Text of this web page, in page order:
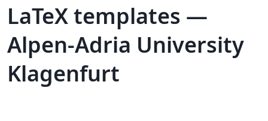
LaTeX templates —
Alpen-Adria University
Klagenfurt